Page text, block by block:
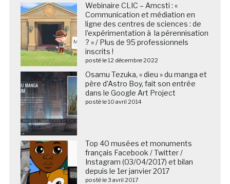
Webinaire CLIC – Amcsti : «
Communication et médiation en
ligne des centres de sciences : de
l’expérimentation à la pérennisation
? » / Plus de 95 professionnels
inscrits !
posté le 12 décembre 2022
Osamu Tezuka, « dieu » du manga et
père d’Astro Boy, fait son entrée
dans le Google Art Project
posté le 10 avril 2014
Top 40 musées et monuments
français Facebook / Twitter /
Instagram (03/04/2017) et bilan
depuis le 1er janvier 2017
posté le 3 avril 2017